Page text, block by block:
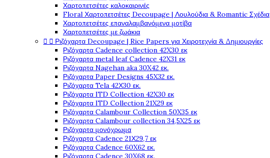
Χαρτοπετσέτες καλοκαιρινές
Floral Χαρτοπετσέτες Decoupage | Λουλούδια & Romantic Σχέδια
Χαρτοπετσέτες επαναλαμβανόμενα μοτίβα
Χαρτοπετσέτες με ζωάκια
  Ριζόχαρτα Decoupage | Rice Papers για Χειροτεχνία & Δημιουργίες
Ριζόχαρτα Cadence collection 42X30 εκ
Ριζόχαρτα metal leaf Cadence 42X31 εκ
Ριζόχαρτα Nagehan aka 30X42 εκ.
Ριζόχαρτα Paper Designs 45X32 εκ.
Ριζόχαρτα Tela 42Χ30 εκ.
Ριζόχαρτα ITD Collection 42X30 εκ
Ριζόχαρτα ITD Collection 21X29 εκ
Ριζόχαρτα Calambour Collection 50X35 εκ
Ριζόχαρτα Calambour collection 34,5X25 εκ
Ριζόχαρτα μονόχρωμα
Ριζόχαρτα Cadence 21Χ29,7 εκ
Ριζόχαρτα Cadence 60X62 εκ.
Ριζόχαρτα Cadence 30X68 εκ.